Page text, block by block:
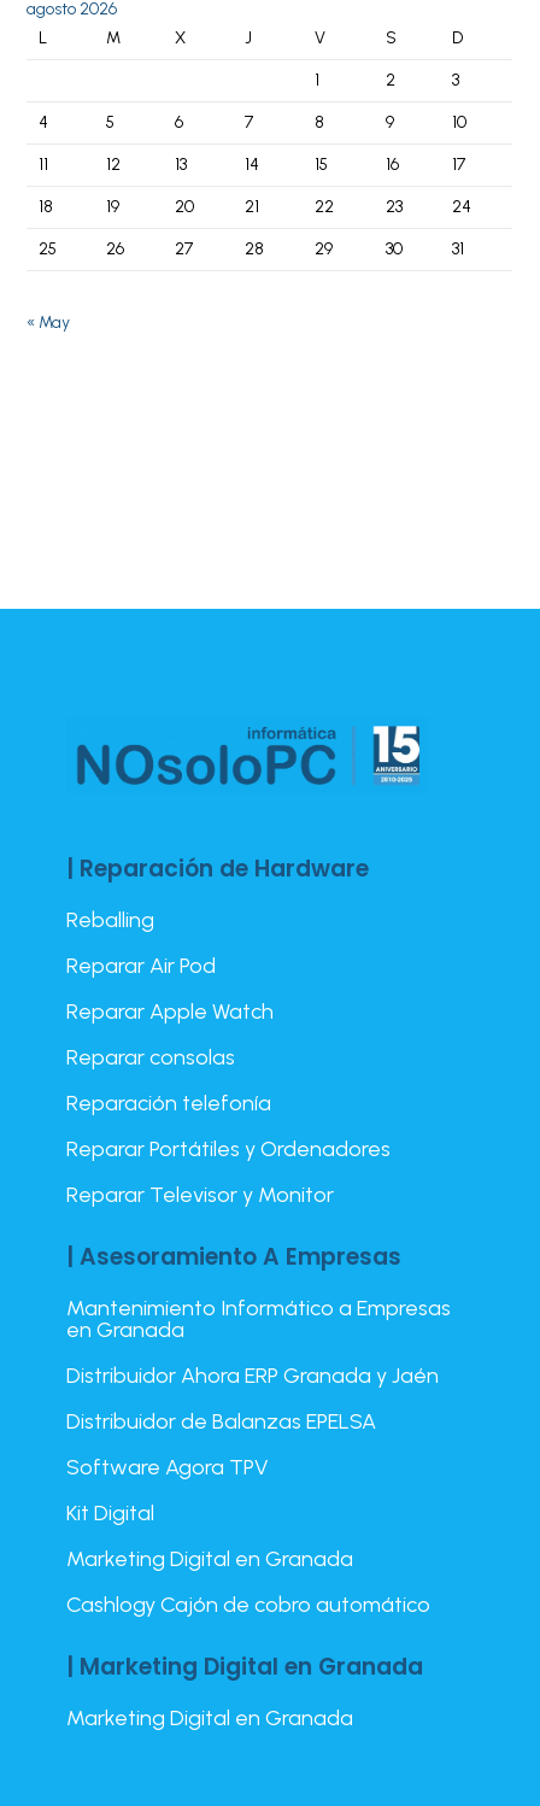
agosto 2026
L
M X J V S D
1 2 3
4 5 6 7 8 9 10
11 12 13 14 15 16 17
18 19 20 21 22 23 24
25 26 27 28 29 30 31
« May
| Reparación de Hardware
Reballing
Reparar Air Pod
Reparar Apple Watch
Reparar consolas
Reparación telefonía
Reparar Portátiles y Ordenadores
Reparar Televisor y Monitor
| Asesoramiento A Empresas
Mantenimiento Informático a Empresas
en Granada
Distribuidor Ahora ERP Granada y Jaén
Distribuidor de Balanzas EPELSA
Software Agora TPV
Kit Digital
Marketing Digital en Granada
Cashlogy Cajón de cobro automático
| Marketing Digital en Granada
Marketing Digital en Granada